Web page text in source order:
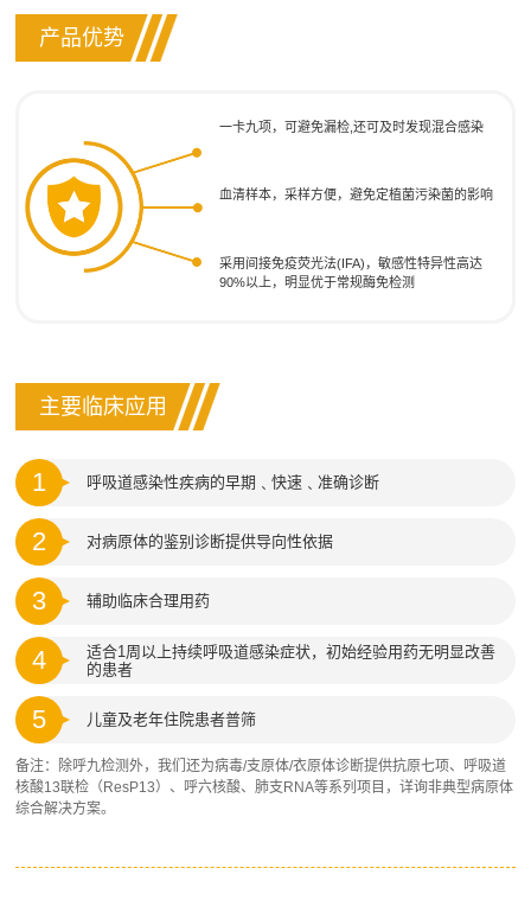
产品优势
一卡九项，可避免漏检,还可及时发现混合感染
血清样本，采样方便，避免定植菌污染菌的影响
采用间接免疫荧光法(IFA)，敏感性特异性高达
90%以上，明显优于常规酶免检测
主要临床应用
1 呼吸道感染性疾病的早期﹑快速﹑准确诊断
2 对病原体的鉴别诊断提供导向性依据
3 辅助临床合理用药
4
适合1周以上持续呼吸道感染症状，初始经验用药无明显改善
的患者
5 儿童及老年住院患者普筛
备注：除呼九检测外，我们还为病毒/支原体/衣原体诊断提供抗原七项、呼吸道
核酸13联检（ResP13）、呼六核酸、肺支RNA等系列项目，详询非典型病原体
综合解决方案。